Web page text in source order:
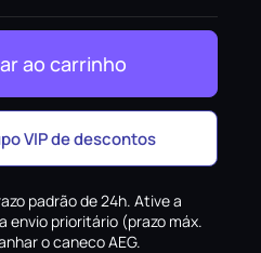
ao carrinho
VIP de descontos
padrão de 24h. Ative a
envio prioritário (prazo máx.
o caneco AEG.